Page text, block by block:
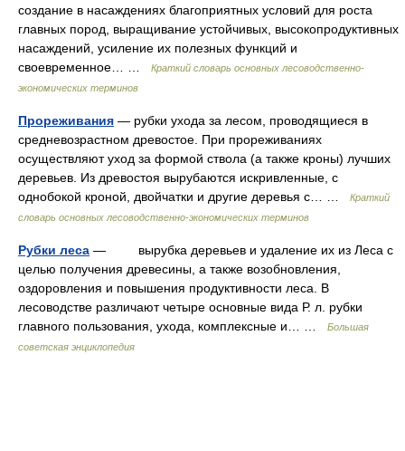
создание в насаждениях благоприятных условий для роста
главных пород, выращивание устойчивых, высокопродуктивных
насаждений, усиление их полезных функций и
своевременное… …
Краткий словарь основных лесоводственно-
экономических терминов
Прореживания — рубки ухода за лесом, проводящиеся в
средневозрастном древостое. При прореживаниях
осуществляют уход за формой ствола (а также кроны) лучших
деревьев. Из древостоя вырубаются искривленные, с
однобокой кроной, двойчатки и другие деревья с… …
Краткий
словарь основных лесоводственно-экономических терминов
Рубки леса — вырубка деревьев и удаление их из Леса с
целью получения древесины, а также возобновления,
оздоровления и повышения продуктивности леса. В
лесоводстве различают четыре основные вида Р. л. рубки
главного пользования, ухода, комплексные и… …
Большая
советская энциклопедия